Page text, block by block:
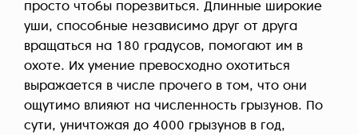
просто чтобы порезвиться. Длинные широкие
уши, способные независимо друг от друга
вращаться на 180 градусов, помогают им в
охоте. Их умение превосходно охотиться
выражается в числе прочего в том, что они
ощутимо влияют на численность грызунов. По
сути, уничтожая до 4000 грызунов в год,